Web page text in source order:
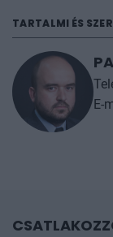
TARTALMI ÉS
E-